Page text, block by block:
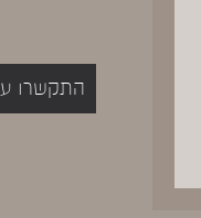
התקשרו עכשיו